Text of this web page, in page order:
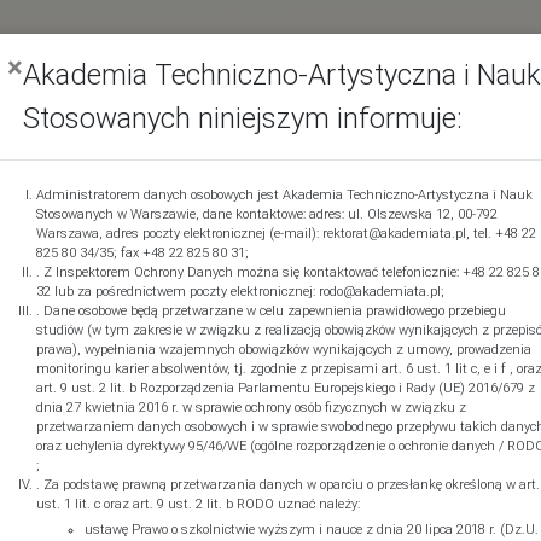
ON-LINE
2025/26 semestr
Rejestracja w systemie i dane kontaktowe
Nazwisko
×Akademia Techniczno-Artystyczna i Nauk
Stosowanych niniejszym informuje:
Administratorem danych osobowych jest Akademia Techniczno-Artystyczna i Nauk
Stosowanych w Warszawie, dane kontaktowe: adres: ul. Olszewska 12, 00-792
Warszawa, adres poczty elektronicznej (e-mail): rektorat@akademiata.pl, tel. +48 22
825 80 34/35; fax +48 22 825 80 31;
. Z Inspektorem Ochrony Danych można się kontaktować telefonicznie: +48 22 825
32 lub za pośrednictwem poczty elektronicznej: rodo@akademiata.pl;
. Dane osobowe będą przetwarzane w celu zapewnienia prawidłowego przebiegu
studiów (w tym zakresie w związku z realizacją obowiązków wynikających z
prawa), wypełniania wzajemnych obowiązków wynikających z umowy, prowadzenia
monitoringu karier absolwentów, tj. zgodnie z przepisami art. 6 ust. 1 lit c, e i f , oraz
art. 9 ust. 2 lit. b Rozporządzenia Parlamentu Europejskiego i Rady (UE) 2016/679 z
dnia 27 kwietnia 2016 r. w sprawie ochrony osób fizycznych w związku z
przetwarzaniem danych osobowych i w sprawie swobodnego przepływu takich
oraz uchylenia dyrektywy 95/46/WE (ogólne rozporządzenie o ochronie danych /
;
. Za podstawę prawną przetwarzania danych w oparciu o przesłankę określoną w
ust. 1 lit. c oraz art. 9 ust. 2 lit. b RODO uznać należy:
ustawę Prawo o szkolnictwie wyższym i nauce z dnia 20 lipca 2018 r.